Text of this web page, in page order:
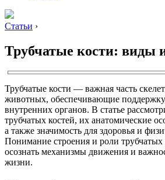
Статьи ›
Трубчатые кости: виды
Трубчатые кости — важная часть
животных, обеспечивающие
внутренних органов. В статье
трубчатых костей, их анатомические
а также значимость для здоровья и
Понимание строения и роли трубчатых
осознать механизмы движения и
жизни.